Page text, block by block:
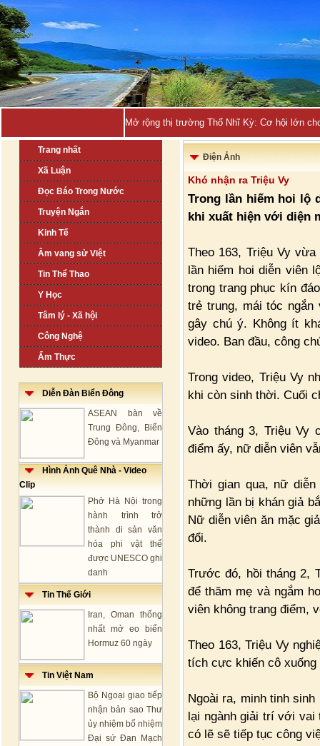
Mở rộng thị trường Thổ Nhĩ Kỳ: Cơ hội lớn
Trang nhất
Xã Luận
Đọc Báo Trong Nước
Truyện Ngắn
Kinh Tế
Âm vang sử Việt
Tin Thể Thao
Y Học
Tâm lý - Xã hội
Công Nghệ
Ẩm Thực
Diễn Đàn Biển Đông
ASEAN bàn về
Trung Đông, Biển
Đông và Myanmar
Hình Ảnh Quê Nhà - Video
Clip
Phở Hà Nội trong
hành trình trở
thành di sản văn
hóa phi vật thể
được UNESCO ghi
danh
Tin Thế Giới
Iran, Oman thống
nhất mở eo biển
Hormuz 60 ngày
Tin Việt Nam
Bộ Ngoại giao tiếp
nhận bản sao Thư
ủy nhiệm bổ nhiệm
Đại sứ Đan Mạch
Điện Ảnh
Khó nhận ra Triệu Vy
Trong lần hiếm hoi lộ
khi xuất hiện với diện
Theo 163, Triệu Vy
lần hiếm hoi diễn viên
trong trang phục kín
trẻ trung, mái tóc
gây chú ý. Không ít
video. Ban đầu, công
Trong video, Triệu Vy
khi còn sinh thời. Cuối
Vào tháng 3, Triệu Vy
điểm ấy, nữ diễn viên
Thời gian qua, nữ
những lần bị khán giả
Nữ diễn viên ăn mặc
đổi.
Trước đó, hồi tháng 2,
để thăm mẹ và ngắm
viên không trang điểm,
Theo 163, Triệu Vy
tích cực khiến cô
Ngoài ra, minh tinh
lại ngành giải trí với vai
có lẽ sẽ tiếp tục công